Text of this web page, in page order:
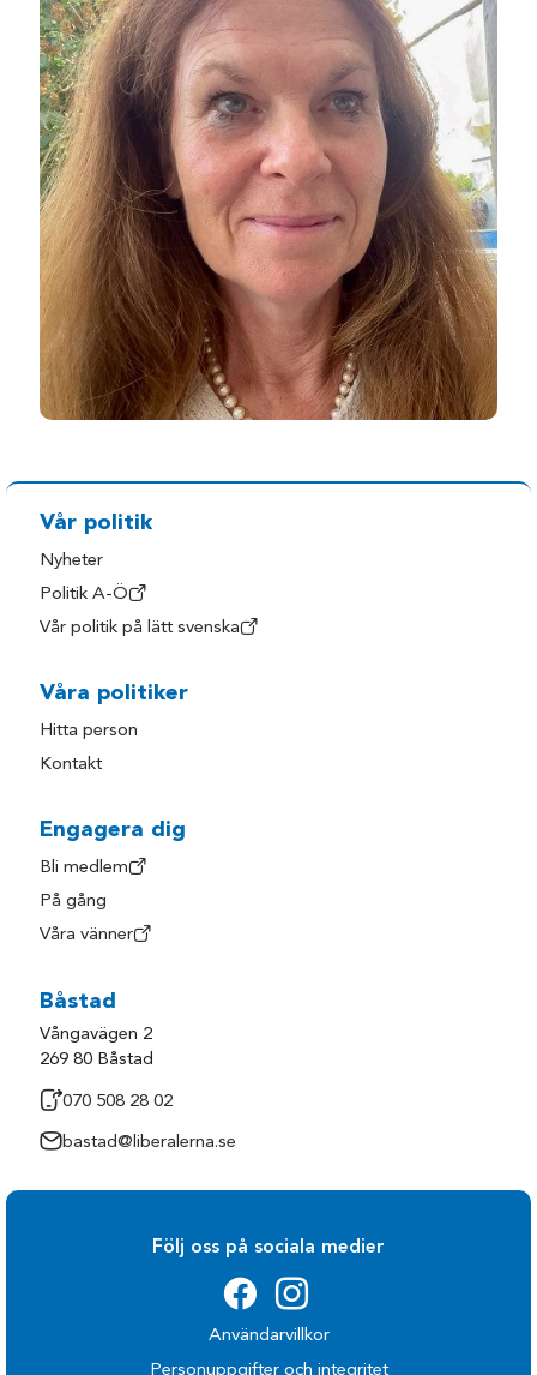
Vår politik
Nyheter
Politik A-Ö
Vår politik på lätt svenska
Våra politiker
Hitta person
Kontakt
Engagera dig
Bli medlem
På gång
Våra vänner
Båstad
Vångavägen 2
269 80 Båstad
070 508 28 02
bastad@liberalerna.se
Följ oss på sociala medier
Användarvillkor
Personuppgifter och integritet